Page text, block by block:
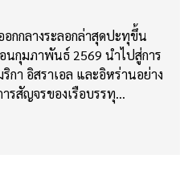
กกลางระลอกล่าสุดปะทุขึ้น
นกุมภาพันธ์ 2569 นำไปสู่การ
กา อิสราเอล และอิหร่านอย่าง
รสัญจรของเรือบรรทุ…